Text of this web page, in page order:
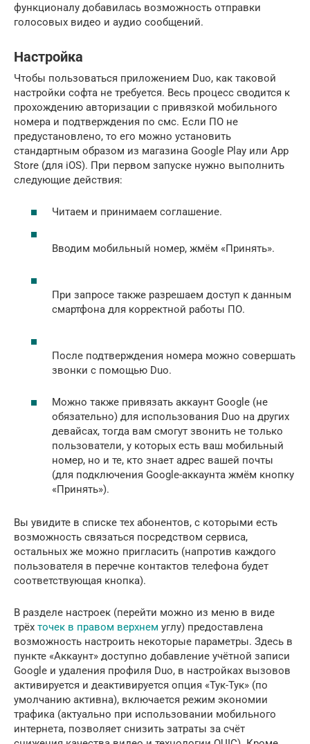
функционалу добавилась возможность отправки
голосовых видео и аудио сообщений.
Настройка
Чтобы пользоваться приложением Duo, как таковой
настройки софта не требуется. Весь процесс сводится к
прохождению авторизации с привязкой мобильного
номера и подтверждения по смс. Если ПО не
предустановлено, то его можно установить
стандартным образом из магазина Google Play или App
Store (для iOS). При первом запуске нужно выполнить
следующие действия:
Читаем и принимаем соглашение.
Вводим мобильный номер, жмём «Принять».
При запросе также разрешаем доступ к данным
смартфона для корректной работы ПО.
После подтверждения номера можно совершать
звонки с помощью Duo.
Можно также привязать аккаунт Google (не
обязательно) для использования Duo на других
девайсах, тогда вам смогут звонить не только
пользователи, у которых есть ваш мобильный
номер, но и те, кто знает адрес вашей почты
(для подключения Google-аккаунта жмём кнопку
«Принять»).
Вы увидите в списке тех абонентов, с которыми есть
возможность связаться посредством сервиса,
остальных же можно пригласить (напротив каждого
пользователя в перечне контактов телефона будет
соответствующая кнопка).
В разделе настроек (перейти можно из меню в виде
трёх точек в правом верхнем углу) предоставлена
возможность настроить некоторые параметры. Здесь в
пункте «Аккаунт» доступно добавление учётной записи
Google и удаления профиля Duo, в настройках вызовов
активируется и деактивируется опция «Тук-Тук» (по
умолчанию активна), включается режим экономии
трафика (актуально при использовании мобильного
интернета, позволяет снизить затраты за счёт